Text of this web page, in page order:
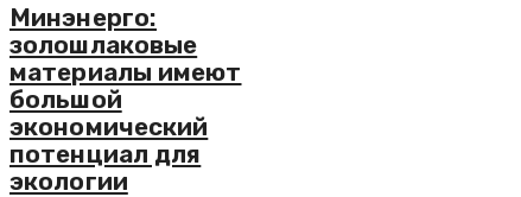
Минэнерго:
золошлаковые
материалы имеют
большой
экономический
потенциал для
экологии